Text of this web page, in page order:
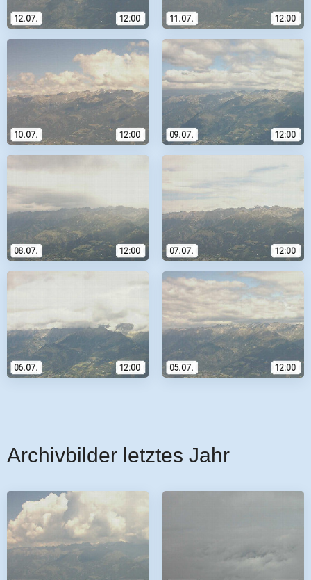
Archivbilder letztes Jahr